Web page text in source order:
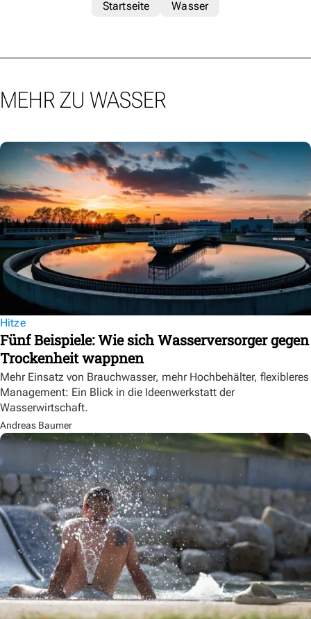
Startseite
Wasser
MEHR ZU WASSER
Hitze
Fünf Beispiele: Wie sich Wasserversorger gegen
Trockenheit wappnen
Mehr Einsatz von Brauchwasser, mehr Hochbehälter, flexibleres
Management: Ein Blick in die Ideenwerkstatt der
Wasserwirtschaft.
Andreas Baumer